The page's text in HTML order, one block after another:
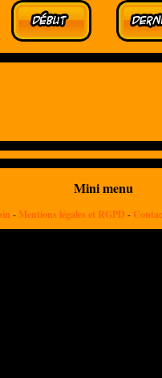
Mini menu
- Mentions légales et RGPD -